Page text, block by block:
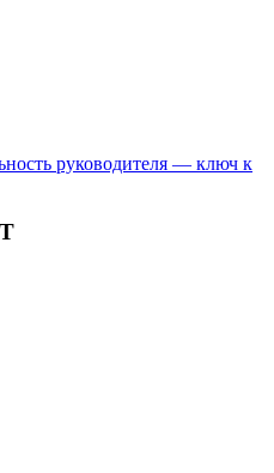
руководителя — ключ к